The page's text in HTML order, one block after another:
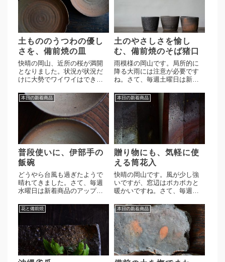
土もののうつわの優し
さを、備前焼の皿
快晴の岡山、近所の桜が満開
となりました。状況が状況だ
けに大勢でワイワイはできま
眺める桜もまた風情があって
良いですね。さて、毎週水曜
日は新着商品のアップ日にな
ります。屋代剛右作 皿 2
点。柔らかい仕上がりのうつ
わにな...
土のやさしさを愉し
む、備前焼のそば猪口
雨模様の岡山です。局所的に
降る大雨には注意が必要です
ね。さて、毎週土曜日は新着
屋代剛右作 そば猪口 3点屋
代さんのそば猪口が再入荷い
たしました。今回入荷分は向
かって左から、やや灰被りの
きれいな墨色の発色。かせ胡
麻の...
本日の新着商品
普段使いに、伊部手の
飯碗
どうやら台風も過ぎたようで
晴れてきました。さて、毎週
水曜日は新着商品のアップ日
手飯碗 ２点。多久さんの作
品は古備前のイメージが強い
と思いますが、実はクオリテ
ィの高いうつわでとても人気
があります。今日ご紹介した
飯碗も...
本日の新着商品
贈り物にも、気軽に使
える筒花入
快晴の岡山です。風が少し強
いですが、窓辺はポカポカと
暖かいですね。さて、毎週水
なります。伊勢崎創作、面取
細筒花入 ２点。素朴な桟切
の景色に上品な仕上がりとな
る面取りが施された花入。シ
ンプルな筒型の造形でとても
扱いや...
花と備前焼 本日の新着商品